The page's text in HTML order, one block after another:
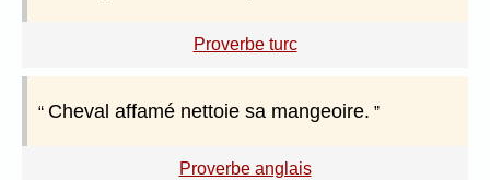
Proverbe turc
Cheval affamé nettoie sa mangeoire.
Proverbe anglais